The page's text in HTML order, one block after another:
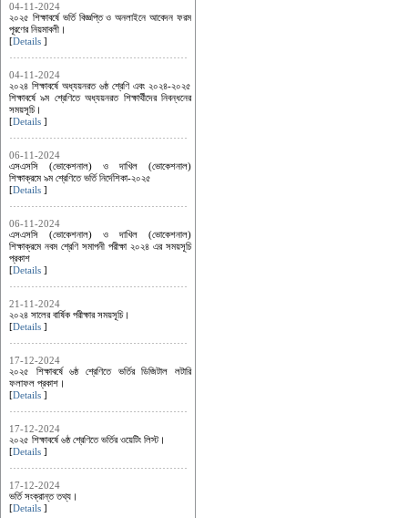
04-11-2024
২০২৫ শিক্ষাবর্ষে ভর্তি বিজ্ঞপ্তি ও অনলাইনে আবেদন ফরম
পূরণের নিয়মাবলী।
[Details ]
04-11-2024
২০২৪ শিক্ষাবর্ষে অধ্যয়নরত ৬ষ্ঠ শ্রেণি এবং ২০২৪-২০২৫
শিক্ষাবর্ষে ৯ম শ্রেণিতে অধ্যয়নরত শিক্ষার্থীদের নিবন্ধনের
সময়সূচি।
[Details ]
06-11-2024
এসএসসি (ভোকেশনাল) ও দাখিল (ভোকেশনাল)
শিক্ষাক্রমে ৯ম শ্রেণিতে ভর্তি নির্দেশিকা-২০২৫
[Details ]
06-11-2024
এসএসসি (ভোকেশনাল) ও দাখিল (ভোকেশনাল)
শিক্ষাক্রমে নবম শ্রেণি সমাপনী পরীক্ষা ২০২৪ এর সময়সূচি
প্রকাশ
[Details ]
21-11-2024
২০২৪ সালের বার্ষিক পরীক্ষার সময়সূচি।
[Details ]
17-12-2024
২০২৫ শিক্ষাবর্ষে ৬ষ্ঠ শ্রেণিতে ভর্তির ডিজিটাল লটারি
ফলাফল প্রকাশ।
[Details ]
17-12-2024
২০২৫ শিক্ষাবর্ষে ৬ষ্ঠ শ্রেণিতে ভর্তির ওয়েটিং লিস্ট।
[Details ]
17-12-2024
ভর্তি সংক্রান্ত তথ্য।
[Details ]